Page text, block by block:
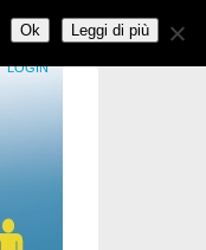
LOGIN
Ok Leggi di più